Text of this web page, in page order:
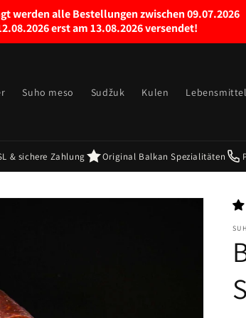
werden alle Bestellungen zwischen 09.07.2026
erst am 13.08.2026 versendet!
Suho meso Sudžuk Kulen Lebensmittel
& sichere Zahlung Original Balkan Spezialitäten